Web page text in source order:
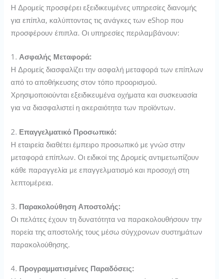
Η Δρομείς προσφέρει εξειδικευμένες υπηρεσίες διανομής
για επίπλα, καλύπτοντας τις ανάγκες των eShop που
προσφέρουν έπιπλα. Οι υπηρεσίες περιλαμβάνουν:
1.Ασφαλής Μεταφορά:
Η Δρομείς διασφαλίζει την ασφαλή μεταφορά των επίπλων
από το αποθήκευσης στον τόπο προορισμού.
Χρησιμοποιούνται εξειδικευμένα οχήματα και συσκευασία
για να διασφαλιστεί η ακεραιότητα των προϊόντων.
2. Επαγγελματικό Προσωπικό:
Η εταιρεία διαθέτει έμπειρο προσωπικό με γνώσ στην
μεταφορά επίπλων. Οι ειδικοί της Δρομείς αντιμετωπίζουν
κάθε παραγγελία με επαγγελματισμό και προσοχή στη
λεπτομέρεια.
3. Παρακολούθηση Αποστολής:
Οι πελάτες έχουν τη δυνατότητα να παρακολουθήσουν την
πορεία της αποστολής τους μέσω σύγχρονων συστημάτων
παρακολούθησης.
4. Προγραμματισμένες Παραδόσεις: